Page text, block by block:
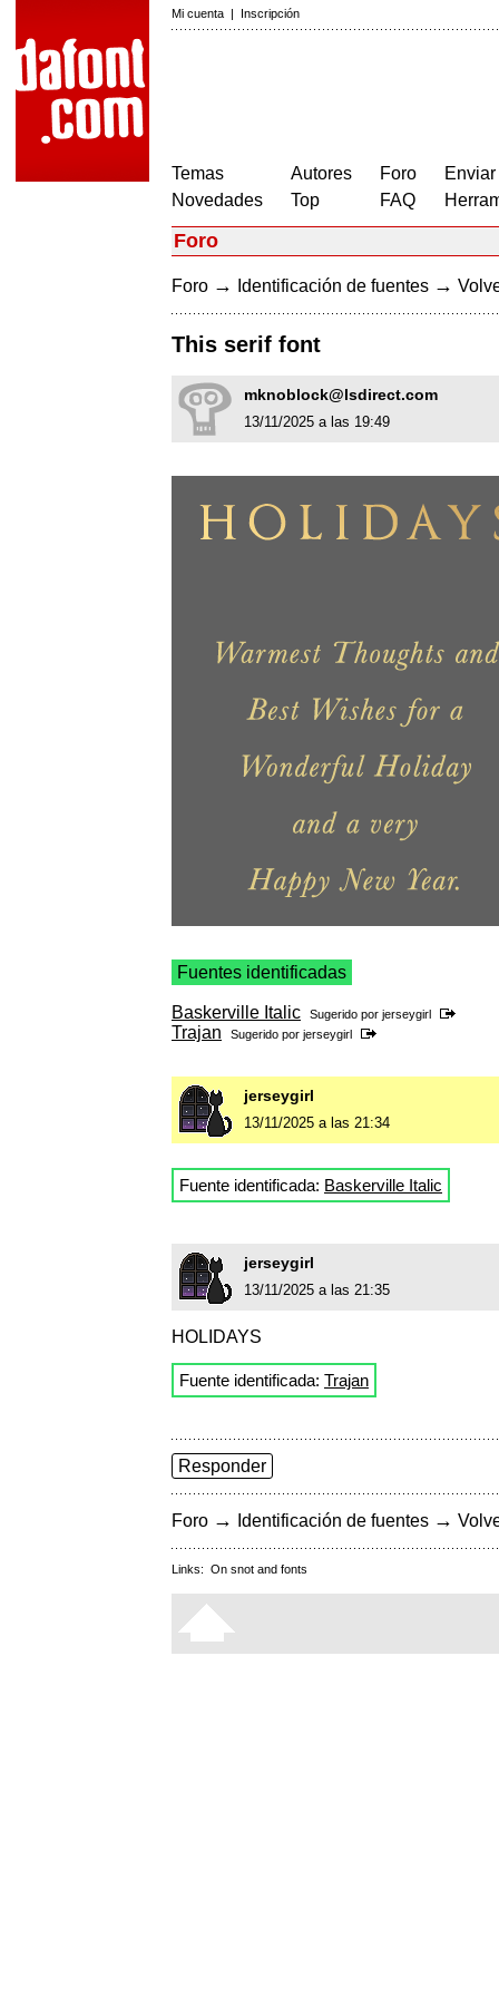
Mi cuenta | Inscripción
Temas
Novedades
Autores
Top
Foro
FAQ
Foro
Foro → Identificación de fuentes →
This serif font
mknoblock@lsdirect.com
13/11/2025 a las 19:49
Fuentes identificadas
Baskerville Italic Sugerido por jerseygirl
Trajan Sugerido por jerseygirl
jerseygirl
13/11/2025 a las 21:34
Fuente identificada: Baskerville Italic
jerseygirl
13/11/2025 a las 21:35
HOLIDAYS
Fuente identificada: Trajan
Responder
Foro → Identificación de fuentes →
Links: On snot and fonts